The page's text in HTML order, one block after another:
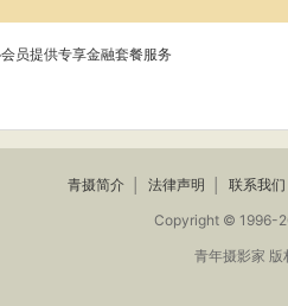
员提供专享金融套餐服务
青摄简介 法律声明 联系我们
Copyright © 1996-
青年摄影家